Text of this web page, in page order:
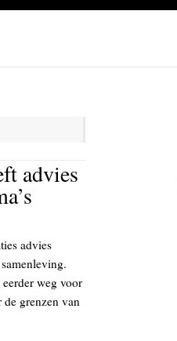
advies
advies
weg voor
grenzen van